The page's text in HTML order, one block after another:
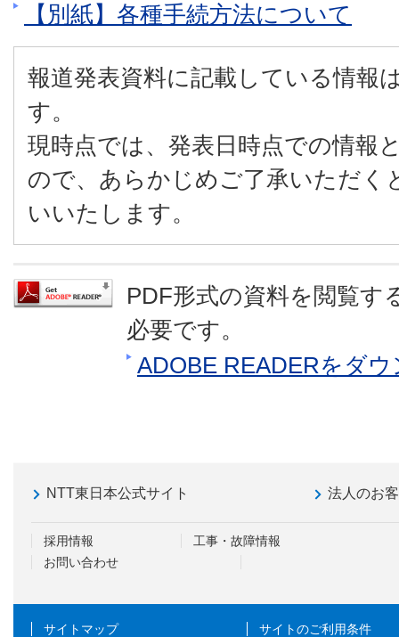
【別紙】各種手続方法について
報道発表資料に記載している情報
す。
現時点では、発表日時点での情報
ので、あらかじめご了承いただく
いいたします。
PDF形式の資料を閲覧す
必要です。
ADOBE READERをダ
NTT東日本公式サイト 法人のお
採用情報
工事・故障情報
お問い合わせ
サイトマップ
サイトのご利用条件